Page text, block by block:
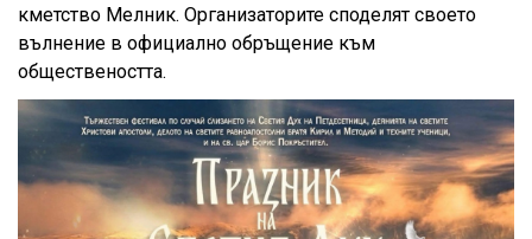
кметство Мелник. Организаторите споделят своето
вълнение в официално обръщение към
обществеността.